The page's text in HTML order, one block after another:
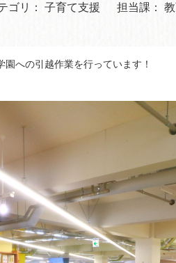
ゴリ： 子育て支援 担当課：
への引越作業を行っています！